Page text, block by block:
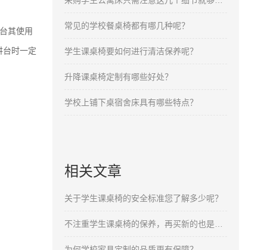
其使用
台时一定
常见的学校餐桌椅都有哪几种呢？
学生课桌椅要如何进行清洁保养呢？
升降课桌椅定制有哪些好处？
学校上铺下桌宿舍床具有哪些特点？
相关文章
关于学生课桌椅的安全标准您了解多少呢？